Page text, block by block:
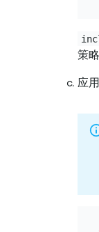
策
应